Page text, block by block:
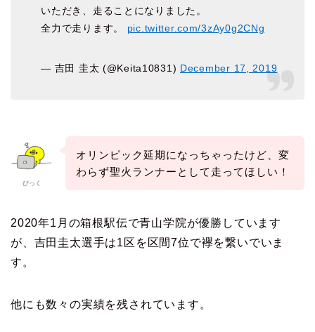
いただき、走ることになりました。
全力で走ります。 pic.twitter.com/3zAy0g2CNg
— 吉田 圭太 (@Keita10831) December 17, 2019
ぴっく
オリンピック延期になっちゃったけど、変
わらず聖火ランナーとして走ってほしい！
2020年1月の箱根駅伝で青山学院が優勝しています
が、吉田圭太選手は1区を区間7位で襷を繋いでいま
す。
他にも数々の実績を残されています。